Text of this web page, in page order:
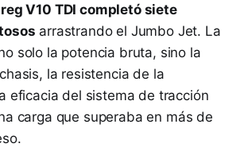
V10 TDI completó siete
arrastrando el Jumbo Jet. La
solo la potencia bruta, sino la
la resistencia de la
eficacia del sistema de tracción
carga que superaba en más de